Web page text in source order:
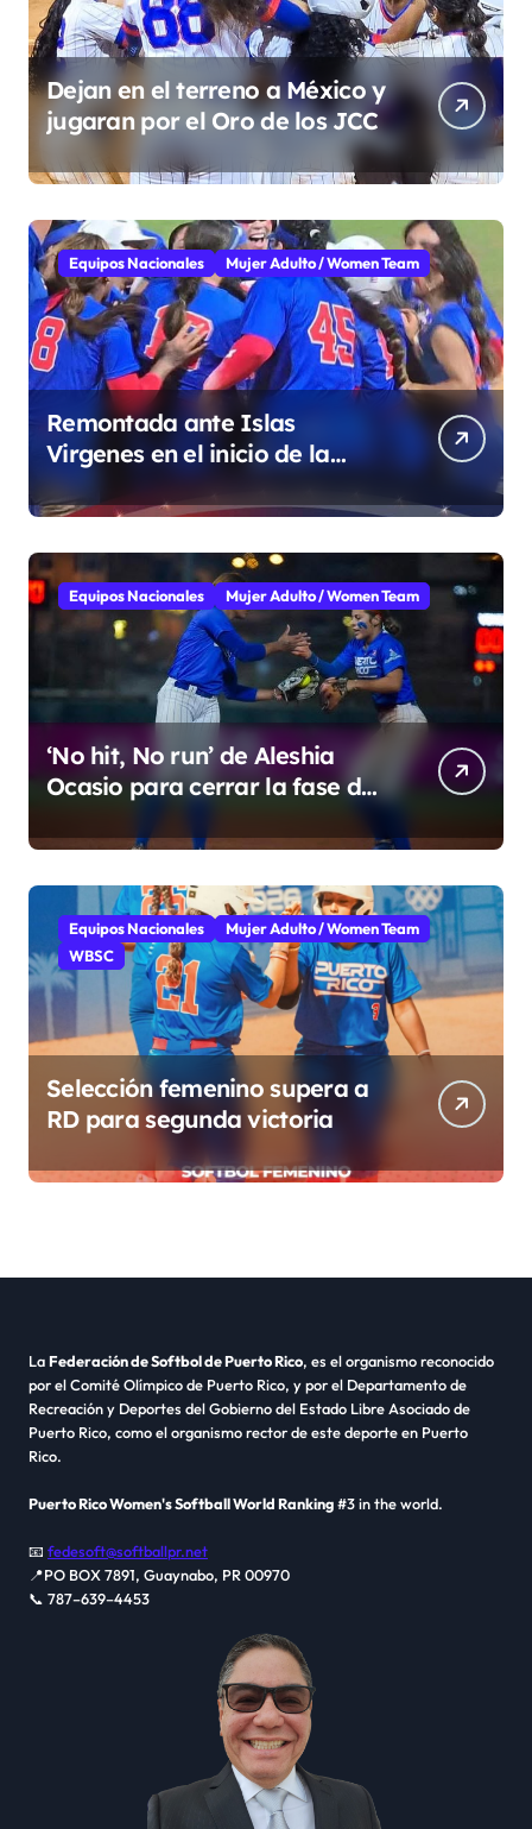
Dejan en el terreno a México y
jugaran por el Oro de los JCC
Equipos Nacionales Mujer Adulto / Women Team
Remontada ante Islas
Virgenes en el inicio de la
Super Ronda
Equipos Nacionales Mujer Adulto / Women Team
‘No hit, No run’ de Aleshia
Ocasio para cerrar la fase de
Equipos Nacionales
Mujer Adulto / Women Team
WBSC
Selección femenino supera a
RD para segunda victoria
LaFederación de Softbol de Puerto Rico, es el organismo reconocido
por el Comité Olímpico de Puerto Rico, y por el Departamento de
Recreación y Deportes del Gobierno del Estado Libre Asociado de
Puerto Rico, como el organismo rector de este deporte en Puerto
Rico.
Puerto Rico Women's Softball World Ranking#3 in the world.
📧 fedesoft@softballpr.net
📍PO BOX 7891, Guaynabo, PR 00970
📞 787–639–4453